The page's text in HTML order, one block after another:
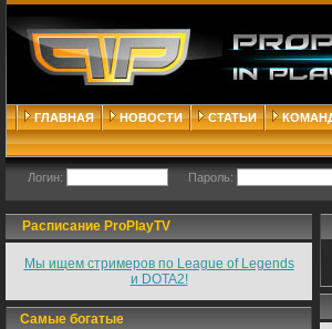
ГЛАВНАЯ НОВОСТИ СТАТЬИ
Логин: Пароль:
Расписание ProPlayTV
Мы ищем стримеров по League of Legends
и DOTA2!
Самые богатые